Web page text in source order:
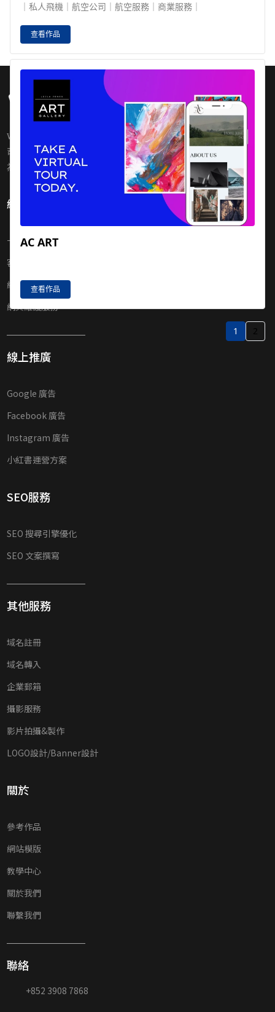
｜私人飛機｜航空公司｜航空服務｜商業服務｜
查看作品
AC ART
查看作品
1 2
WEBER是一個簡單的網站構建工具平台。無論您需要一個專業的公
司網站、一個美麗的作品集或一個好上手的網路商城，WEBER都能
為您提供滿意的構建服務。
網頁服務
一頁式網頁設計
客製化網頁設計
網上商店e-shop
網頁維護服務
線上推廣
Google 廣告
Facebook 廣告
Instagram 廣告
小紅書運營方案
SEO服務
SEO 搜尋引擎優化
SEO 文案撰寫
其他服務
域名註冊
域名轉入
企業郵箱
攝影服務
影片拍攝&製作
LOGO設計/Banner設計
關於
參考作品
網站模版
教學中心
關於我們
聯繫我們
聯絡
+852 3908 7868